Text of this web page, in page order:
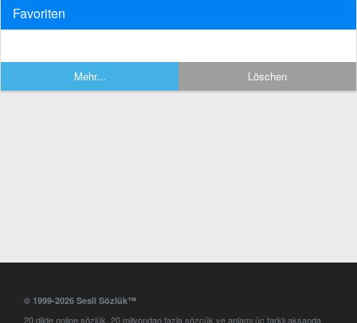
Favoriten
Mehr... Löschen
© 1999-2026 Sesli Sözlük™
20 dilde online sözlük. 20 milyondan fazla sözcük ve anlamı üç farklı aksanda